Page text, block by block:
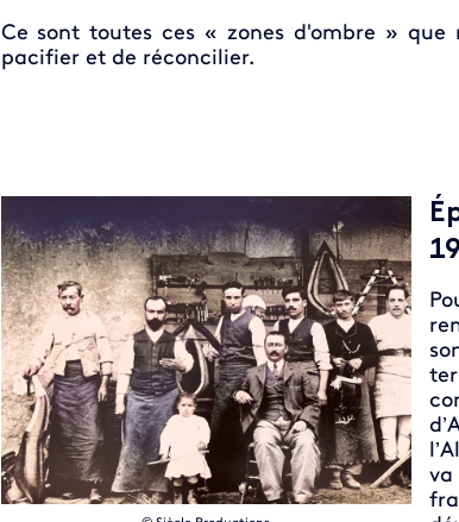
Ce sont toutes ces « zones d'ombre »
pacifier et de réconcilier.